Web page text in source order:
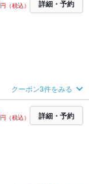
円（税込） 詳細・予約
クーポン3件をみる
円（税込） 詳細・予約